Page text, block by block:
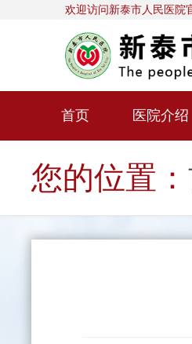
欢迎访问新泰市人民医院
首页 医院介绍
您的位置：